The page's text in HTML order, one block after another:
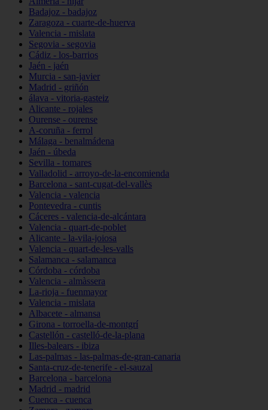
Badajoz - badajoz
Zaragoza - cuarte-de-huerva
Valencia - mislata
Segovia - segovia
Cádiz - los-barrios
Jaén - jaén
Murcia - san-javier
Madrid - griñón
álava - vitoria-gasteiz
Alicante - rojales
Ourense - ourense
A-coruña - ferrol
Málaga - benalmádena
Jaén - úbeda
Sevilla - tomares
Valladolid - arroyo-de-la-encomienda
Barcelona - sant-cugat-del-vallès
Valencia - valencia
Pontevedra - cuntis
Cáceres - valencia-de-alcántara
Valencia - quart-de-poblet
Alicante - la-vila-joiosa
Valencia - quart-de-les-valls
Salamanca - salamanca
Córdoba - córdoba
Valencia - almàssera
La-rioja - fuenmayor
Valencia - mislata
Albacete - almansa
Girona - torroella-de-montgrí
Castellón - castelló-de-la-plana
Illes-balears - ibiza
Las-palmas - las-palmas-de-gran-canaria
Santa-cruz-de-tenerife - el-sauzal
Barcelona - barcelona
Madrid - madrid
Cuenca - cuenca